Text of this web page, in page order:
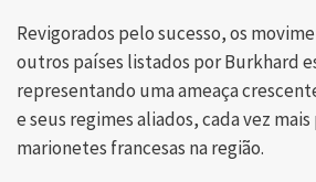
Revigorados pelo sucesso, os
outros países listados por Burkhard
representando uma ameaça
e seus regimes aliados, cada vez
marionetes francesas na região.